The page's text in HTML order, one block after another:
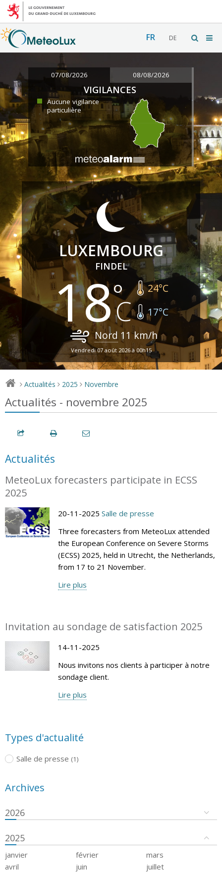
FR DE
07/08/2026 08/08/2026
VIGILANCES
Aucune vigilance
particulière
LUXEMBOURG
FINDEL
18 24°C
17°C
Nord 11km/h
Vendredi 07 août 2026 à 00h15
> Actualités > 2025 > Novembre
Actualités - novembre 2025
Actualités
MeteoLux forecasters participate in ECSS
2025
20-11-2025 Salle de presse
Three forecasters from MeteoLux attended
the European Conference on Severe Storms
(ECSS) 2025, held in Utrecht, the Netherlands,
from 17 to 21 November.
Lire plus
Invitation au sondage de satisfaction 2025
14-11-2025
Nous invitons nos clients à participer à notre
sondage client.
Lire plus
Types d'actualité
Salle de presse (1)
Archives
2026
2025
janvier février
mars
avril
juin
juillet